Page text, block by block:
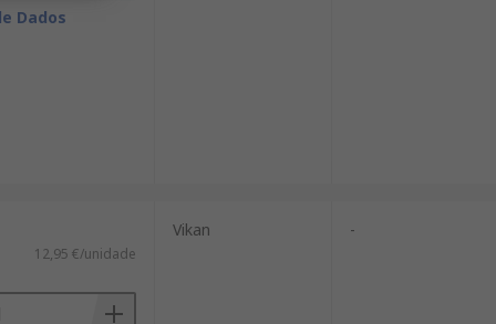
Dados
12,95 €/unidade
Vikan -